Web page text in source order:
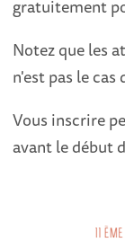
gratuitement
Notez que les
n'est pas le cas
Vous inscrire
avant le début